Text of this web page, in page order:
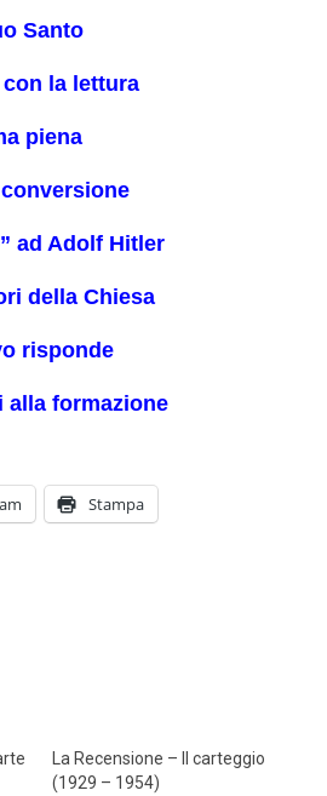
Santo
la lettura
piena
ad Adolf Hitler
della Chiesa
risponde
alla formazione
Stampa
La Recensione – Il carteggio
(1929 – 1954)